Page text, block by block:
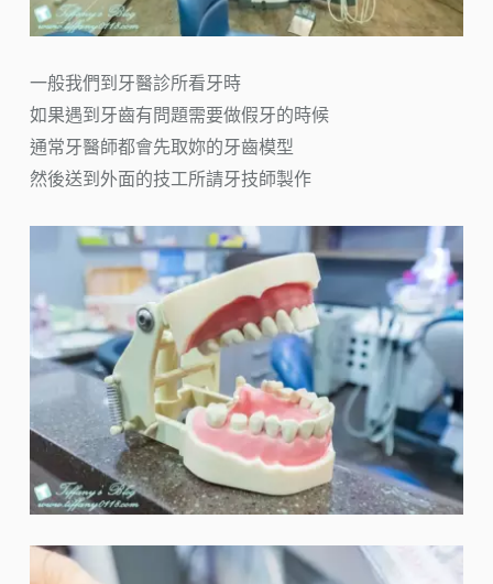
一般我們到牙醫診所看牙時
如果遇到牙齒有問題需要做假牙的時候
通常牙醫師都會先取妳的牙齒模型
然後送到外面的技工所請牙技師製作